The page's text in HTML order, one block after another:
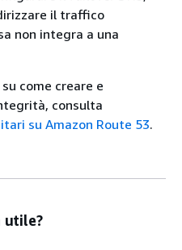
il traffico
non integra a una
come creare e
consulta
su Amazon Route 53.
utile?